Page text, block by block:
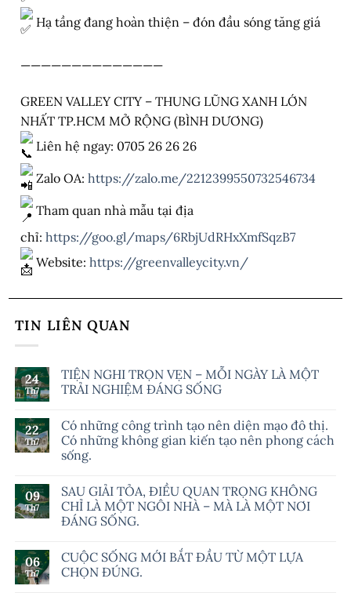
Hạ tầng đang hoàn thiện – đón đầu sóng tăng giá
——————————————
GREEN VALLEY CITY – THUNG LŨNG XANH LỚN
NHẤT TP.HCM MỞ RỘNG (BÌNH DƯƠNG)
Liên hệ ngay: 0705 26 26 26
Zalo OA:https://zalo.me/2212399550732546734
Tham quan nhà mẫu tại địa
chỉ:https://goo.gl/maps/6RbjUdRHxXmfSqzB7
Website:https://greenvalleycity.vn/
TIN LIÊN QUAN
24
Th7
TIỆN NGHI TRỌN VẸN – MỖI NGÀY LÀ MỘT
TRẢI NGHIỆM ĐÁNG SỐNG
22
Th7
Có những công trình tạo nên diện mạo đô thị.
Có những không gian kiến tạo nên phong cách
sống.
09
Th7
SAU GIẢI TỎA, ĐIỀU QUAN TRỌNG KHÔNG
CHỈ LÀ MỘT NGÔI NHÀ – MÀ LÀ MỘT NƠI
ĐÁNG SỐNG.
06
Th7
CUỘC SỐNG MỚI BẮT ĐẦU TỪ MỘT LỰA
CHỌN ĐÚNG.